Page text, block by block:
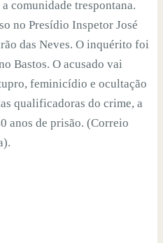
comunidade trespontana.
no Presídio Inspetor José
das Neves. O inquérito foi
Bastos. O acusado vai
feminicídio e ocultação
qualificadoras do crime, a
anos de prisão. (Correio